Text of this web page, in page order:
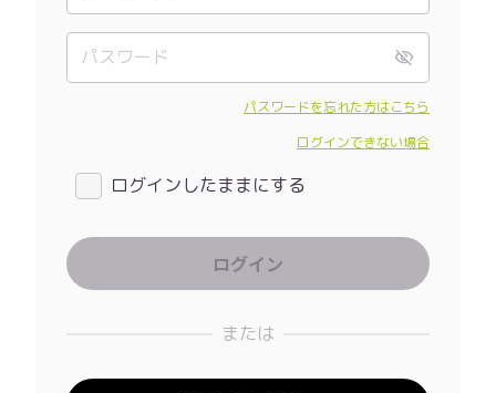
パスワードを忘れた方はこちら
ログインできない場合
ログインしたままにする
または